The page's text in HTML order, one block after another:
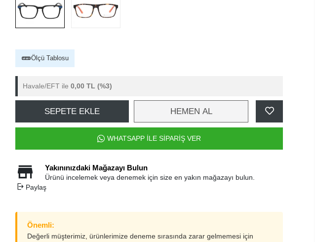
Ölçü Tablosu
Havale/EFT ile 0,00 TL (%3)
SEPETE EKLE HEMEN AL
WHATSAPP İLE SİPARİŞ VER
Yakınınızdaki Mağazayı Bulun
Ürünü incelemek veya denemek için size en yakın mağazayı bulun.
Paylaş
Önemli:
Değerli müşterimiz, ürünlerimize deneme sırasında zarar gelmemesi için